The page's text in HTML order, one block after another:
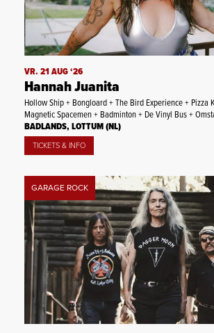
VR. 21 AUG ‘26
Hannah Juanita
Hollow Ship + Bongloard + The Bird Experience + Pizza
Magnetic Spacemen + Badminton + De Vinyl Bus +
BADLANDS, LOTTUM (NL)
TICKETS & INFO
GARAGE ROCK